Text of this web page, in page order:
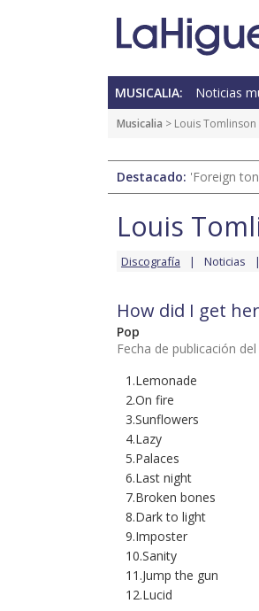
MUSICALIA: Noticias
Musicalia > Louis Tomlinson
Destacado: 'Foreign
Louis
Discografía Noticias
How did I get
Pop
Fecha de publicación
1.Lemonade
2.On fire
3.Sunflowers
4.Lazy
5.Palaces
6.Last night
7.Broken bones
8.Dark to light
9.Imposter
10.Sanity
11.Jump the gun
12.Lucid